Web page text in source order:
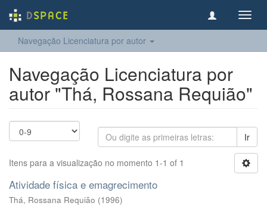
Navegação Licenciatura por autor
Navegação Licenciatura por
autor "Thá, Rossana Requião"
Ir
Itens para a visualização no momento 1-1 of 1
Atividade física e emagrecimento
Thá, Rossana Requião (1996)